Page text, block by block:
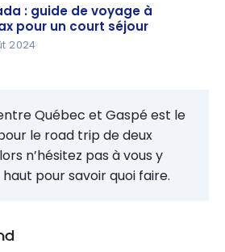
: guide de voyage à
pour un court séjour
2024
Québec et Gaspé est le
le road trip de deux
n’hésitez pas à vous y
pour savoir quoi faire.